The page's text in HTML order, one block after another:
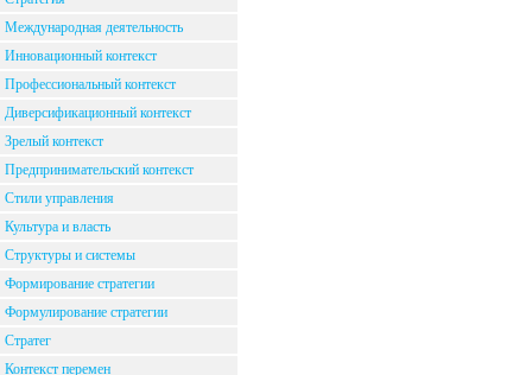
Международная деятельность
Инновационный контекст
Профессиональный контекст
Диверсификационный контекст
Зрелый контекст
Предпринимательский контекст
Стили управления
Культура и власть
Структуры и системы
Формирование стратегии
Формулирование стратегии
Стратег
Контекст перемен